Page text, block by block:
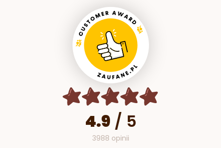
4.9 / 5
3988 opinii